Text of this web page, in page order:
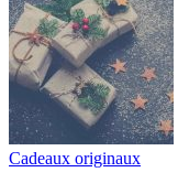
Cadeaux originaux